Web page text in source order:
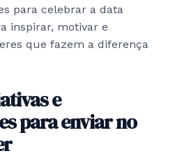
para celebrar a data
inspirar, motivar e
que fazem a diferença
e
para enviar no